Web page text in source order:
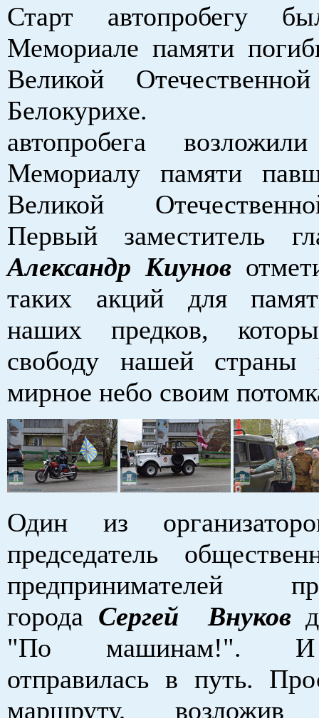
Старт автопробегу
Мемориале памяти
Великой
Белокурихе.
автопробега
Мемориалу памяти
Великой
Первый заместитель
Александр Киунов
таких акций для
наших предков,
свободу нашей страны
мирное небо своим
Один из
председатель
предпринимателей
города Сергей Внуков
"По машинам!". И
отправилась в путь.
маршруту,